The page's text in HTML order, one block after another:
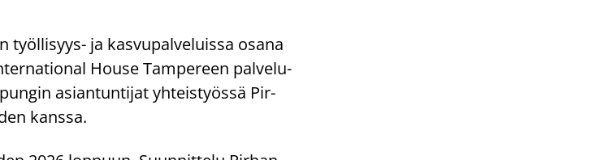
työllisyys-​ ja kas­vu­pal­ve­luis­sa osana
House Tam­pe­reen pal­ve­lu­
asian­tun­ti­jat yh­teis­työs­sä Pir­
kans­sa.